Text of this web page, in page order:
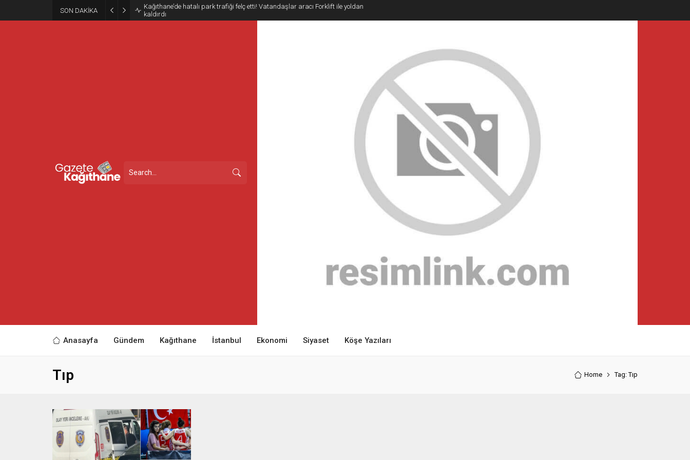
SON DAKİKA
Kağıthane’de hatalı park trafiği felç etti! Vatandaşlar aracı Forklift ile yoldan
kaldırdı
Anasayfa Gündem Kağıthane İstanbul Ekonomi Siyaset Köşe Yazıları
Tıp Home Tag: Tıp